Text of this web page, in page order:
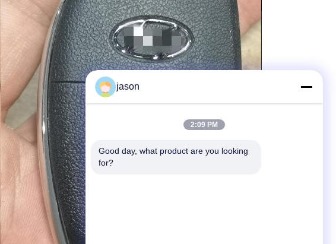
jason
2:09 PM
Good day, what product are you looking
for?